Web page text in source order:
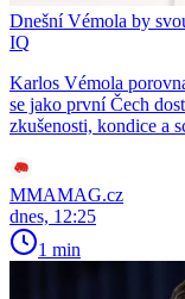
Dnešní Vémola by
IQ
Karlos Vémola
se jako první Čech
zkušenosti, kondice a
MMAMAG.cz
dnes, 12:25
1 min